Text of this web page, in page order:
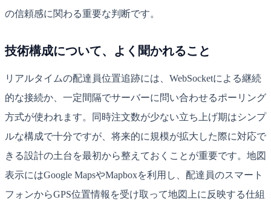
の信頼感に関わる重要な判断です。
技術構成について、よく聞かれること
リアルタイムの配達員位置追跡には、WebSocketによる継続
的な接続か、一定間隔でサーバーに問い合わせるポーリング
方式が使われます。同時注文数が少ない立ち上げ期はシンプ
ルな構成で十分ですが、将来的に規模が拡大した際に対応で
きる設計の土台を最初から整えておくことが重要です。地図
表示にはGoogle MapsやMapboxを利用し、配達員のスマート
フォンからGPS位置情報を受け取って地図上に反映する仕組